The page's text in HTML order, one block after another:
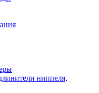
ниппеля,